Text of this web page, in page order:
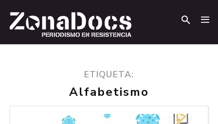
ETIQUETA:
Alfabetismo